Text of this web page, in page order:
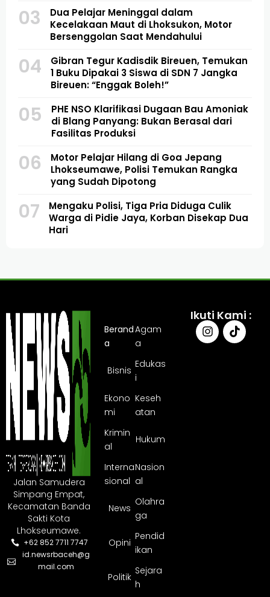
03
Dua Pelajar Meninggal dalam
Kecelakaan Maut di Lhoksukon, Motor
Bersenggolan Saat Mendahului
04
Gibran Tegur Kadisdik Bireuen, Temukan
1 Buku Dipakai 3 Siswa di SDN 7 Jangka
Bireuen: “Enggak Boleh!”
05
PHE NSO Klarifikasi Dugaan Bau Amoniak
di Blang Panyang: Bukan Berasal dari
Fasilitas Produksi
06
Motor Pelajar Hilang di Goa Jepang
Lhokseumawe, Polisi Temukan Rangka
yang Sudah Dipotong
07
Mengaku Polisi, Tiga Pria Diduga Culik
Warga di Pidie Jaya, Korban Disekap Dua
Hari
Jalan Samudera
Simpang Empat,
Kecamatan Banda
Sakti Kota
Lhokseumawe.
+62 852 7711 7747
id.newsrbaceh@g
mail.com
Berand
a
Agam
a
Bisnis
Edukas
i
Ekono
mi
Keseh
atan
Krimin
al
Hukum
Interna
sional
Nasion
al
News
Olahra
ga
Opini
Pendid
ikan
Politik
Sejara
h
Ikuti Kami :